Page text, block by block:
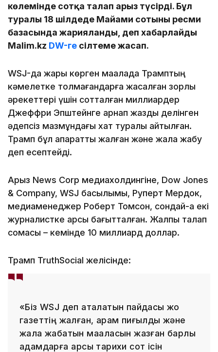
көлемінде сотқа талап арыз түсірді. Бұл
туралы 18 шілдеде Майами сотының ресми
базасында жарияланды, деп хабарлайды
Malim.kz DW-ге сілтеме жасап.
WSJ-да жарық көрген мақалада Трамптың
кәмелетке толмағандарға жасалған зорлық
әрекеттері үшін сотталған миллиардер
Джеффри Эпштейнге арнап жазды делінген
әдепсіз мазмұндағы хат туралы айтылған.
Трамп бұл ақпаратты жалған және жала жабу
деп есептейді.
Арыз News Corp медиахолдингіне, Dow Jones
& Company, WSJ басылымы, Руперт Мердок,
медиаменеджер Роберт Томсон, сондай-ақ екі
журналистке қарсы бағытталған. Жалпы талап
сомасы – кемінде 10 миллиард доллар.
Трамп TruthSocial желісінде:
«Біз WSJ деп аталатын пайдасы жоқ
газеттің жалған, арам пиғылды және
жала жабатын мақаласын жазған барлық
адамдарға қарсы тарихи сот ісін